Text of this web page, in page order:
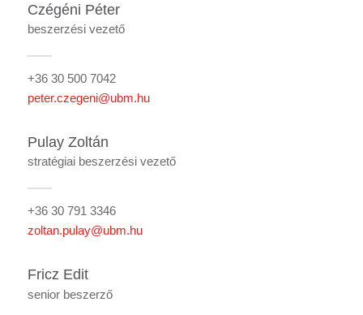
Czégéni Péter
beszerzési vezető
+36 30 500 7042
peter.czegeni@ubm.hu
Pulay Zoltán
stratégiai beszerzési vezető
+36 30 791 3346
zoltan.pulay@ubm.hu
Fricz Edit
senior beszerző